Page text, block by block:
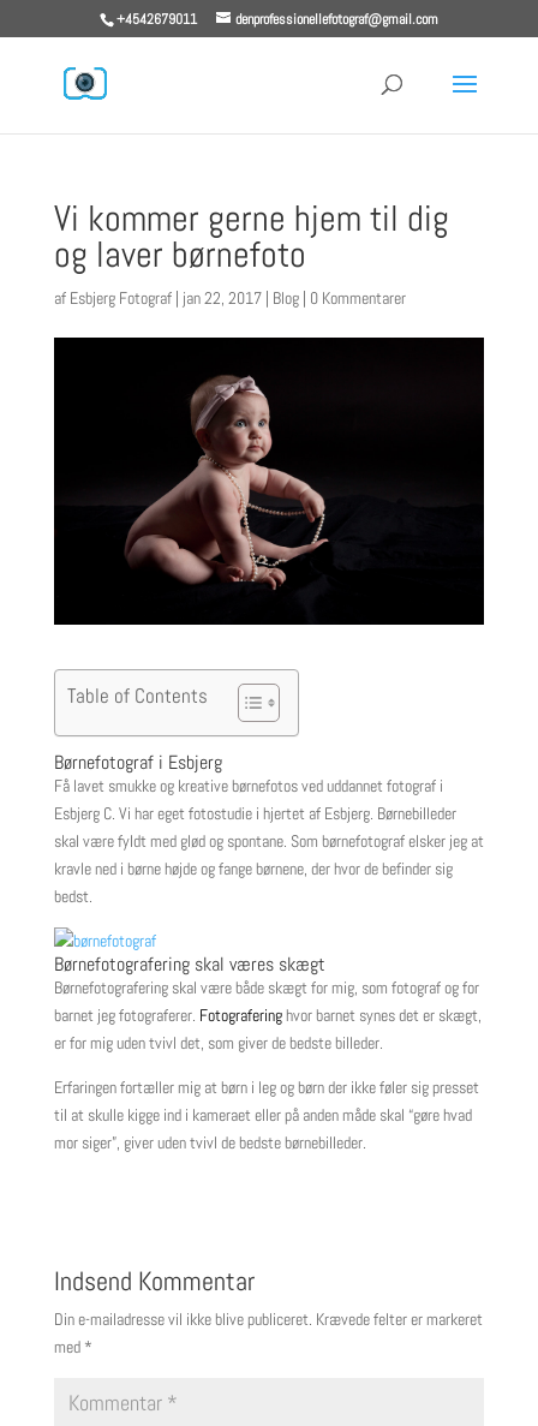
+4542679011 denprofessionellefotograf@gmail.com
Vi kommer gerne hjem til dig
og laver børnefoto
af Esbjerg Fotograf| jan 22, 2017| Blog| 0 Kommentarer
Table of Contents
Børnefotograf i Esbjerg
Få lavet smukke og kreative børnefotos ved uddannet fotograf i
Esbjerg C. Vi har eget fotostudie i hjertet af Esbjerg. Børnebilleder
skal være fyldt med glød og spontane. Som børnefotograf elsker jeg at
kravle ned i børne højde og fange børnene, der hvor de befinder sig
bedst.
Børnefotografering skal væres skægt
Børnefotografering skal være både skægt for mig, som fotograf og for
barnet jeg fotograferer. Fotograferinghvor barnet synes det er skægt,
er for mig uden tvivl det, som giver de bedste billeder.
Erfaringen fortæller mig at børn i leg og børn der ikke føler sig presset
til at skulle kigge ind i kameraet eller på anden måde skal “gøre hvad
mor siger”, giver uden tvivl de bedste børnebilleder.
Indsend Kommentar
Din e-mailadresse vil ikke blive publiceret. Krævede felter er markeret
med *